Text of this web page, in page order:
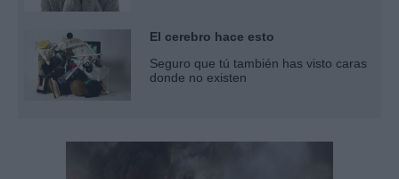
El cerebro hace esto
Seguro que tú también has visto caras
donde no existen